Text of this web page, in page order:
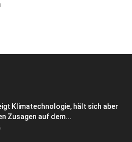
Klimatechnologie, hält sich aber
Zusagen auf dem...